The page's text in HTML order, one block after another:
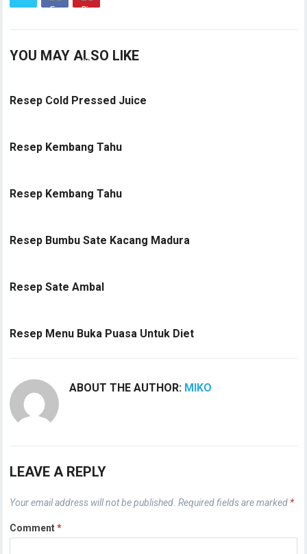
YOU MAY ALSO LIKE
Resep Cold Pressed Juice
Resep Kembang Tahu
Resep Kembang Tahu
Resep Bumbu Sate Kacang Madura
Resep Sate Ambal
Resep Menu Buka Puasa Untuk Diet
ABOUT THE AUTHOR: MIKO
LEAVE A REPLY
Your email address will not be published. Required fields are marked *
Comment*